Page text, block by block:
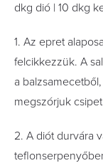
dkg dió | 10 dkg
1. Az epret
felcikkezzük. A
a
megszórjuk
2. A diót durvára